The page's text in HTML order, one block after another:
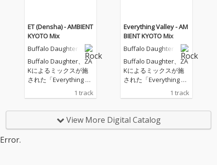
です。 「Let the beat
play on—we don’t nee
d bombs（ビートを鳴
らし続けろ、爆弾はい
らない）」というリフ
レインが象徴するよう
に、海の向こうの紛争
スフロアで個人の平穏
烈なリズムに乗せて表
です。 「Let the beat
play on—we don’t nee
d bombs（ビートを鳴
らし続けろ、爆弾はい
らない）」というリフ
レインが象徴するよう
に、海の向こうの紛争
スフロアで個人の平穏
烈なリズムに乗せて表
ET (Densha) - AMBIENT
KYOTO Mix
Buffalo Daughter
Buffalo Daughter、ZA
Kによるミックスが施
された「Everything Va
Mix-」「ET (Densha) -
-」を配信リリース
1 track
Everything Valley - AM
BIENT KYOTO Mix
Buffalo Daughter
Buffalo Daughter、ZA
Kによるミックスが施
された「Everything Va
Mix-」「ET (Densha) -
-」を配信リリース
1 track
View More Digital Catalog
Error.